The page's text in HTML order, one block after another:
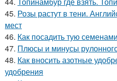
45. Розы растут в тени.
мест
46. Как посадить тую
47. Плюсы и минусы
48. Как вносить азотные
удобрения